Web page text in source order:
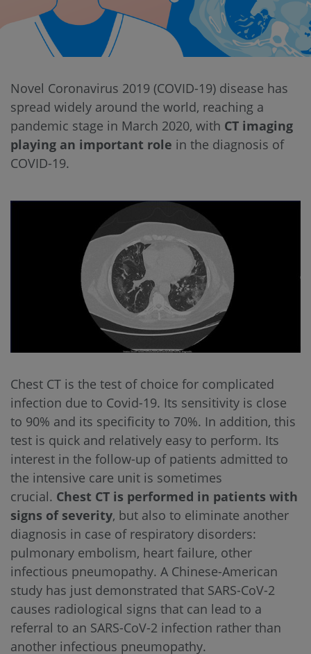
Novel Coronavirus 2019 (COVID-19) disease has
spread widely around the world, reaching a
pandemic stage in March 2020, with CT imaging
playing an important role in the diagnosis of
COVID-19.
Chest CT is the test of choice for complicated
infection due to Covid-19. Its sensitivity is close
to 90% and its specificity to 70%. In addition, this
test is quick and relatively easy to perform. Its
interest in the follow-up of patients admitted to
the intensive care unit is sometimes
crucial. Chest CT is performed in patients with
signs of severity, but also to eliminate another
diagnosis in case of respiratory disorders:
pulmonary embolism, heart failure, other
infectious pneumopathy. A Chinese-American
study has just demonstrated that SARS-CoV-2
causes radiological signs that can lead to a
referral to an SARS-CoV-2 infection rather than
another infectious pneumopathy.